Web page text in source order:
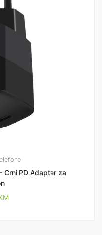
Crni PD Adapter za